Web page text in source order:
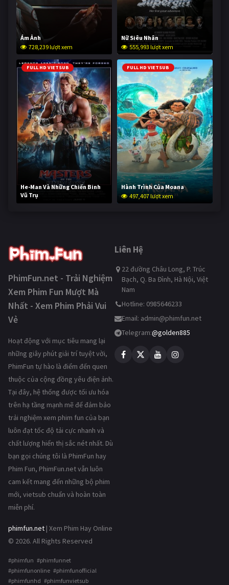
Ám Ảnh
728,239 lượt xem
Nữ Siêu Nhân
555,993 lượt xem
FULL HD VIETSUB
He-Man Và Những Chiến Binh
Vũ Trụ
246,694 lượt xem
FULL HD VIETSUB
Hành Trình Của Moana
497,407 lượt xem
PhimFun.net - Trải Nghiệm
Xem Phim Fun Mượt Mà
Nhất - Xem Phim Phải Vui
Vẻ
Hoạt động với mục tiêu mang lại
những giây phút giải trí tuyệt vời,
PhimFun tự hào là điểm đến quen
thuộc của cộng đồng yêu điện ảnh.
Tại đây, hệ thống được tối ưu hóa
trên hạ tầng mạnh mẽ để đảm bảo
trải nghiệm xem phim fun của bạn
luôn đạt tốc độ tải cực nhanh và
chất lượng hiển thị sắc nét nhất. Dù
bạn gọi chúng tôi là PhimFun hay
Phim Fun, PhimFun.net vẫn luôn
cam kết mang đến những bộ phim
mới, vietsub chuẩn và hoàn toàn
miễn phí.
phimfun.net | Xem Phim Hay Online
© 2026. All Rights Reserved
#phimfun #phimfunnet
#phimfunonline #phimfunofficial
#phimfunhd #phimfunvietsub
Liên Hệ
22 đường Châu Long, P. Trúc
Bạch, Q. Ba Đình, Hà Nội, Việt
Nam
Hotline: 0985646233
Email: admin@phimfun.net
Telegram:@golden885